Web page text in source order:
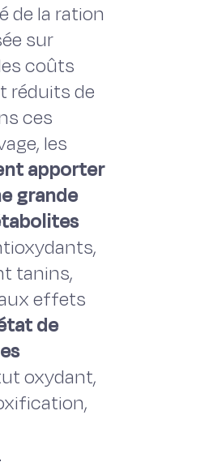
de la ration
sur
coûts
réduits de
ces
les
apporter
grande
tanins,
effets
de
oxydant,